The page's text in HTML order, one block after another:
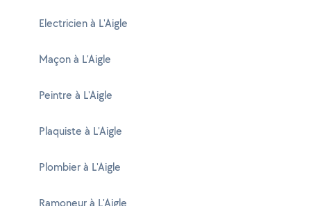
Electricien à L'Aigle
Maçon à L'Aigle
Peintre à L'Aigle
Plaquiste à L'Aigle
Plombier à L'Aigle
Ramoneur à L'Aigle